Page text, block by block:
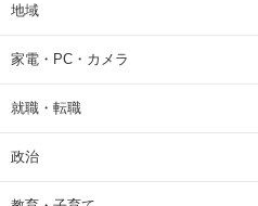
地域
家電・PC・カメラ
就職・転職
政治